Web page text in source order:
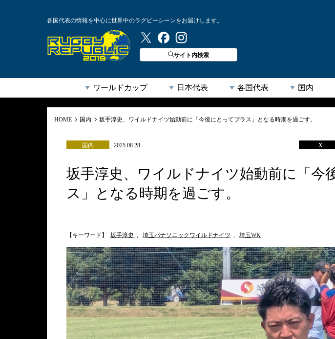
各国代表の情報を中心に世界中のラグビーシーンをお届けします。
ラグビーリパブリック
サイト内検索
ワールドカップ 日本代表 各国代表 国内
HOME 国内 坂手淳史、ワイルドナイツ始動前に「今後にとってプラス」となる時期を過ごす。
国内 2025.08.28 X
坂手淳史、ワイルドナイツ始動前に「今
ス」となる時期を過ごす。
【キーワード】 坂手淳史 , 埼玉パナソニックワイルドナイツ , 埼玉WK